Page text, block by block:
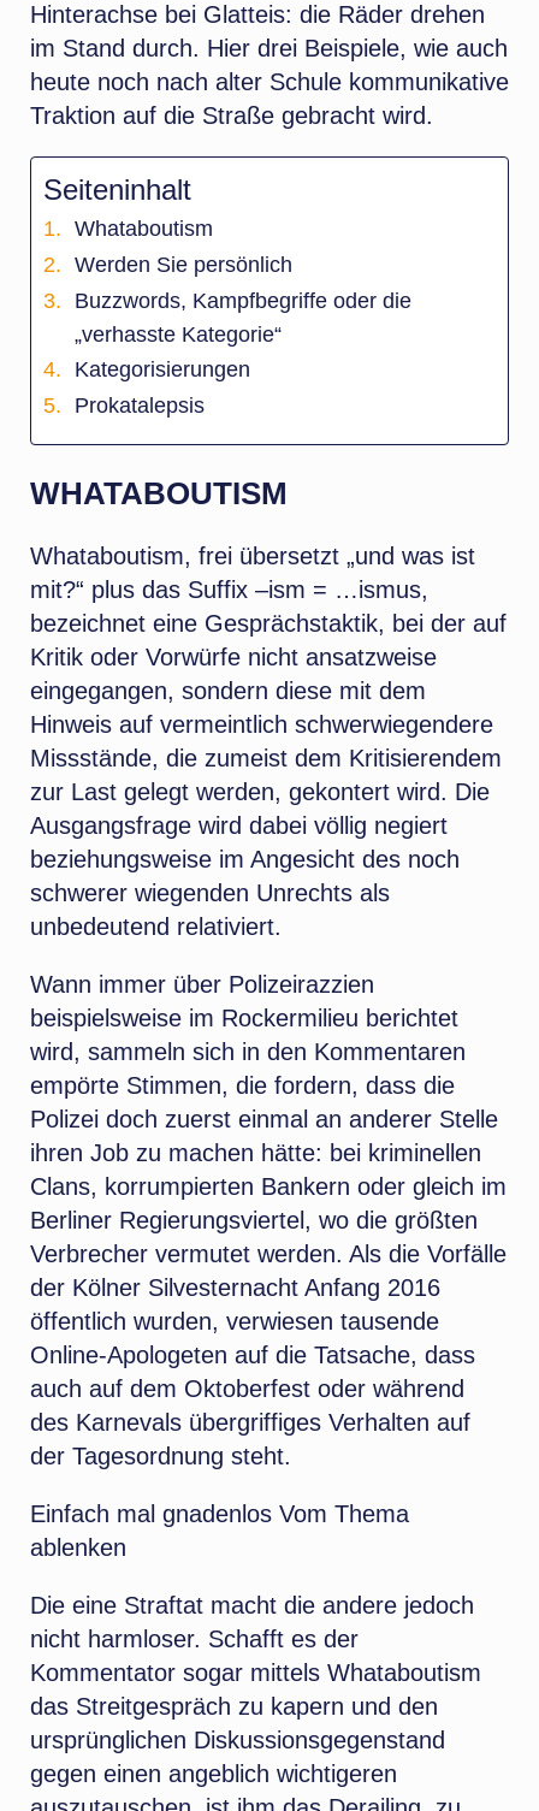
Hinterachse bei Glatteis: die Räder drehen
im Stand durch. Hier drei Beispiele, wie auch
heute noch nach alter Schule kommunikative
Traktion auf die Straße gebracht wird.
Seiteninhalt
Whataboutism
Werden Sie persönlich
Buzzwords, Kampfbegriffe oder die
„verhasste Kategorie“
Kategorisierungen
Prokatalepsis
WHATABOUTISM
Whataboutism, frei übersetzt „und was ist
mit?“ plus das Suffix –ism = …ismus,
bezeichnet eine Gesprächstaktik, bei der auf
Kritik oder Vorwürfe nicht ansatzweise
eingegangen, sondern diese mit dem
Hinweis auf vermeintlich schwerwiegendere
Missstände, die zumeist dem Kritisierendem
zur Last gelegt werden, gekontert wird. Die
Ausgangsfrage wird dabei völlig negiert
beziehungsweise im Angesicht des noch
schwerer wiegenden Unrechts als
unbedeutend relativiert.
Wann immer über Polizeirazzien
beispielsweise im Rockermilieu berichtet
wird, sammeln sich in den Kommentaren
empörte Stimmen, die fordern, dass die
Polizei doch zuerst einmal an anderer Stelle
ihren Job zu machen hätte: bei kriminellen
Clans, korrumpierten Bankern oder gleich im
Berliner Regierungsviertel, wo die größten
Verbrecher vermutet werden. Als die Vorfälle
der Kölner Silvesternacht Anfang 2016
öffentlich wurden, verwiesen tausende
Online-Apologeten auf die Tatsache, dass
auch auf dem Oktoberfest oder während
des Karnevals übergriffiges Verhalten auf
der Tagesordnung steht.
Einfach mal gnadenlos Vom Thema
ablenken
Die eine Straftat macht die andere jedoch
nicht harmloser. Schafft es der
Kommentator sogar mittels Whataboutism
das Streitgespräch zu kapern und den
ursprünglichen Diskussionsgegenstand
gegen einen angeblich wichtigeren